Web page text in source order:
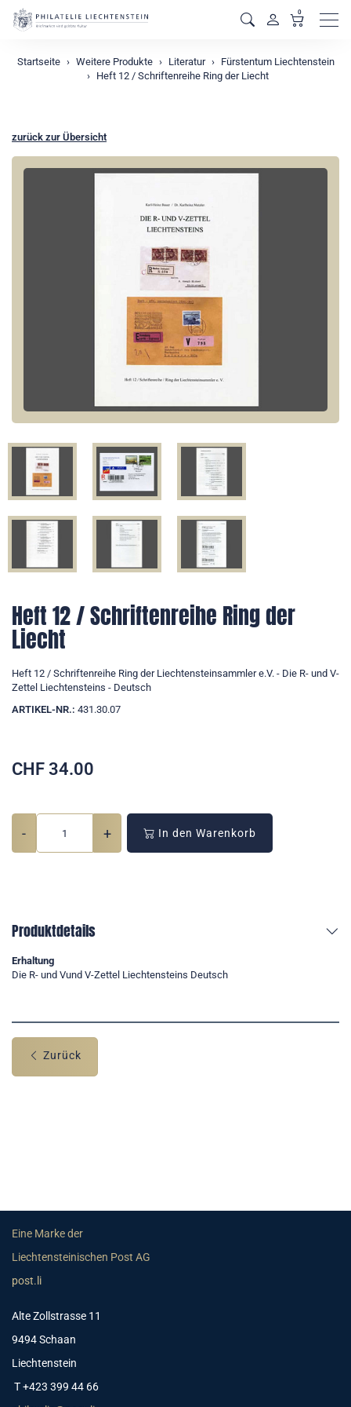
0
Startseite Weitere Produkte Literatur
Fürstentum Liechtenstein
Heft 12 / Schriftenreihe Ring der Liecht
zurück zur Übersicht
Heft 12 / Schriftenreihe Ring der
Liecht
Heft 12 / Schriftenreihe Ring der Liechtensteinsammler e.V. - Die R- und V-
Zettel Liechtensteins - Deutsch
ARTIKEL-NR.: 431.30.07
CHF 34.00
- + In den Warenkorb
Produktdetails
Erhaltung
Die R- und Vund V-Zettel Liechtensteins Deutsch
Zurück
Eine Marke der
Liechtensteinischen Post AG
post.li
Alte Zollstrasse 11
9494 Schaan
Liechtenstein
T +423 399 44 66